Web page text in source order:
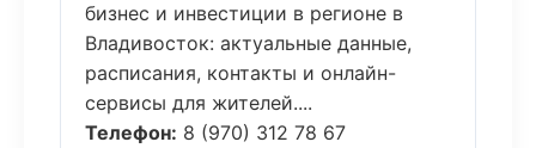
бизнес и инвестиции в регионе в
Владивосток: актуальные данные,
расписания, контакты и онлайн-
сервисы для жителей....
Телефон: 8 (970) 312 78 67